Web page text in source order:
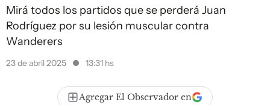
Mirá todos los partidos que se perderá Juan
Rodríguez por su lesión muscular contra
Wanderers
23 de abril 2025 13:31 hs
Agregar El Observador en